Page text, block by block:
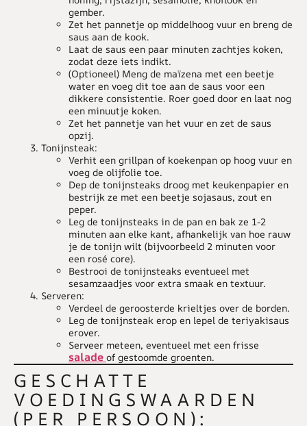
gember.
Zet het pannetje op middelhoog vuur en breng de
saus aan de kook.
Laat de saus een paar minuten zachtjes koken,
zodat deze iets indikt.
(Optioneel) Meng de maïzena met een beetje
water en voeg dit toe aan de saus voor een
dikkere consistentie. Roer goed door en laat nog
een minuutje koken.
Zet het pannetje van het vuur en zet de saus
opzij.
Tonijnsteak:
Verhit een grillpan of koekenpan op hoog vuur en
voeg de olijfolie toe.
Dep de tonijnsteaks droog met keukenpapier en
bestrijk ze met een beetje sojasaus, zout en
peper.
Leg de tonijnsteaks in de pan en bak ze 1-2
minuten aan elke kant, afhankelijk van hoe rauw
je de tonijn wilt (bijvoorbeeld 2 minuten voor
een rosé core).
Bestrooi de tonijnsteaks eventueel met
sesamzaadjes voor extra smaak en textuur.
Serveren:
Verdeel de geroosterde krieltjes over de borden.
Leg de tonijnsteak erop en lepel de teriyakisaus
erover.
Serveer meteen, eventueel met een frisse
salade of gestoomde groenten.
GESCHATTE
VOEDINGSWAARDEN
(PER PERSOON):